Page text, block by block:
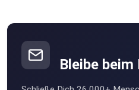
Bleibe